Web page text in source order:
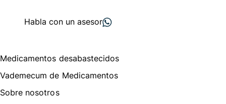
Habla con un asesor
Medicamentos desabastecidos
Vademecum de Medicamentos
Sobre nosotros